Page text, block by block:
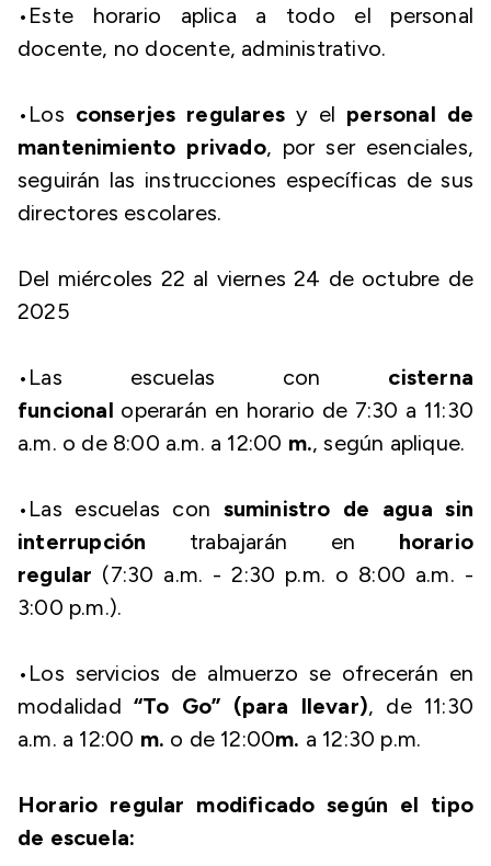
•Este horario aplica a todo el personal
docente, no docente, administrativo.
•Los conserjes regulares y el personal de
mantenimiento privado, por ser esenciales,
seguirán las instrucciones específicas de sus
directores escolares.
Del miércoles 22 al viernes 24 de octubre de
2025
•Las escuelas con cisterna
funcional operarán en horario de 7:30 a 11:30
a.m. o de 8:00 a.m. a 12:00 m., según aplique.
•Las escuelas con suministro de agua sin
interrupción trabajarán en horario
regular (7:30 a.m. - 2:30 p.m. o 8:00 a.m. -
3:00 p.m.).
•Los servicios de almuerzo se ofrecerán en
modalidad “To Go” (para llevar), de 11:30
a.m. a 12:00 m. o de 12:00m. a 12:30 p.m.
Horario regular modificado según el tipo
de escuela: